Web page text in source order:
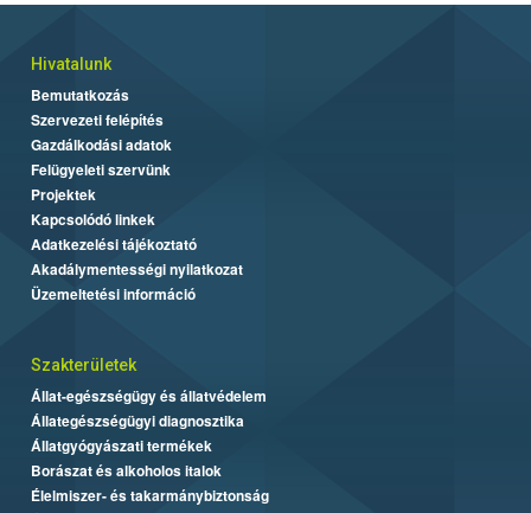
Hivatalunk
Bemutatkozás
Szervezeti felépítés
Gazdálkodási adatok
Felügyeleti szervünk
Projektek
Kapcsolódó linkek
Adatkezelési tájékoztató
Akadálymentességi nyilatkozat
Üzemeltetési információ
Szakterületek
Állat-egészségügy és állatvédelem
Állategészségügyi diagnosztika
Állatgyógyászati termékek
Borászat és alkoholos italok
Élelmiszer- és takarmánybiztonság